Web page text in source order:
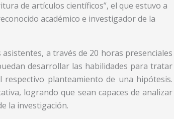
de artículos científicos”, el que estuvo a
académico e investigador de la
a través de 20 horas presenciales
desarrollar las habilidades para tratar
planteamiento de una hipótesis.
logrando que sean capaces de analizar
la investigación.